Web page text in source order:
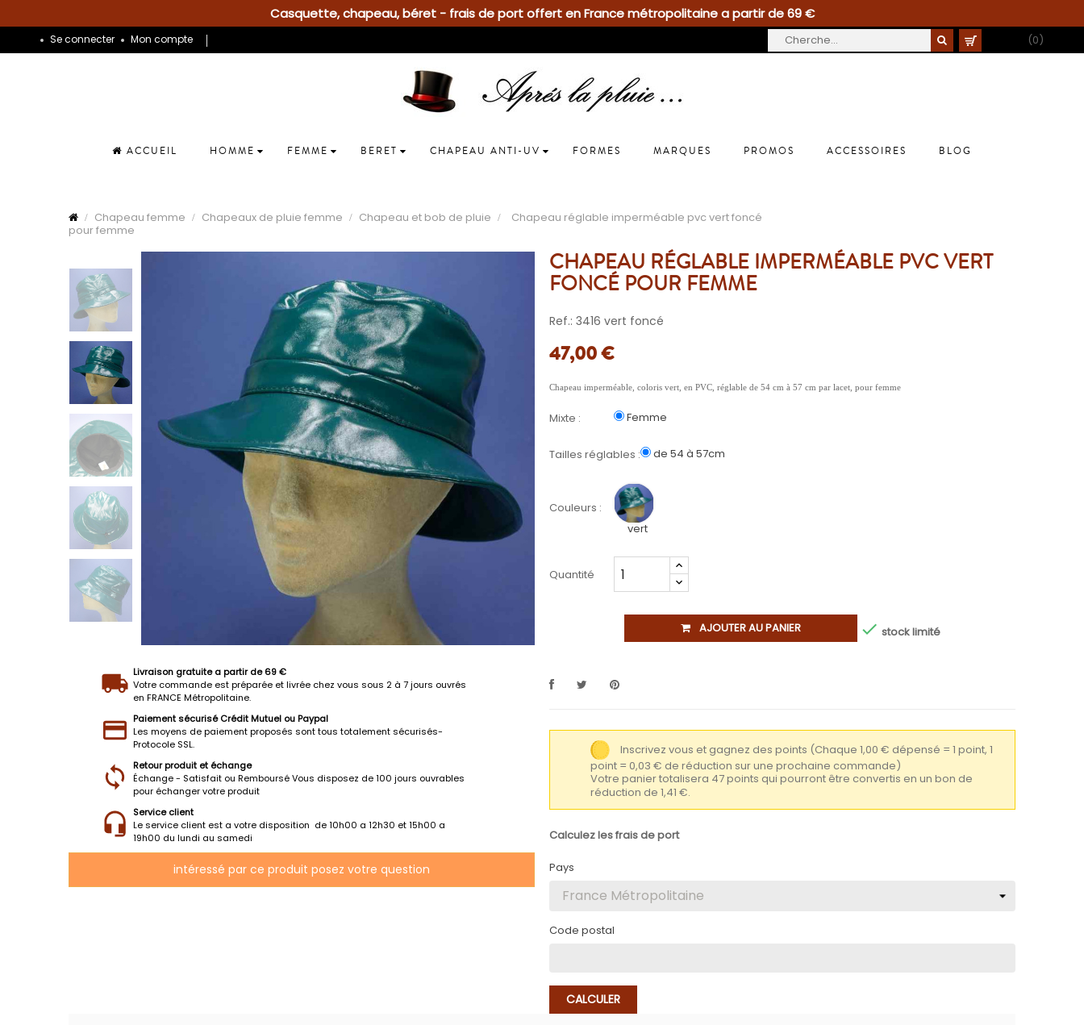
Casquette, chapeau, béret - frais de port offert en France métropolitaine a partir de 69 €
Se connecter Mon compte (0)
ACCUEIL HOMME FEMME BERET CHAPEAU ANTI-UV FORMES MARQUES PROMOS ACCESSOIRES BLOG
Chapeau femme Chapeaux de pluie femme Chapeau et bob de pluie
Chapeau réglable imperméable pvc vert foncé
pour femme
Livraison gratuite a partir de 69 €
Votre commande est préparée et livrée chez vous sous 2 à 7 jours ouvrés
en FRANCE Métropolitaine.
Paiement sécurisé Crédit Mutuel ou Paypal
Les moyens de paiement proposés sont tous totalement sécurisés-
Protocole SSL.
Retour produit et échange
Échange - Satisfait ou Remboursé Vous disposez de 100 jours ouvrables
pour échanger votre produit
Service client
Le service client est a votre disposition de 10h00 a 12h30 et 15h00 a
19h00 du lundi au samedi
intéressé par ce produit posez votre question
CHAPEAU RÉGLABLE IMPERMÉABLE PVC VERT
FONCÉ POUR FEMME
Ref.: 3416 vert foncé
47,00 €
Chapeau imperméable, coloris vert, en PVC, réglable de 54 cm à 57 cm par lacet, pour femme
Mixte : Femme
Tailles réglables : de 54 à 57cm
Couleurs :
vert
Quantité
AJOUTER AU PANIER  stock limité
Inscrivez vous et gagnez des points (Chaque 1,00 € dépensé = 1 point, 1
point = 0,03 € de réduction sur une prochaine commande)
Votre panier totalisera 47 points qui pourront être convertis en un bon de
réduction de 1,41 €.
Calculez les frais de port
Pays
Code postal
CALCULER